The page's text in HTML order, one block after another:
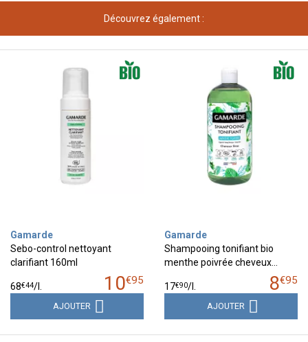
Découvrez également :
Gamarde
Sebo-control nettoyant
clarifiant 160ml
10€95
68€44/
AJOUTER
Gamarde
Shampooing tonifiant bio
menthe poivrée cheveux…
8€95
17€90/
AJOUTER